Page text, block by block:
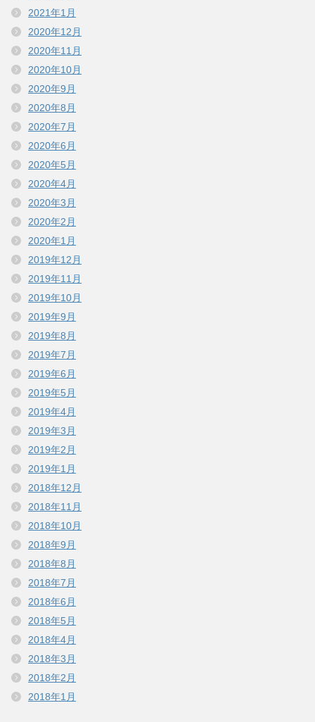
2021年1月
2020年12月
2020年11月
2020年10月
2020年9月
2020年8月
2020年7月
2020年6月
2020年5月
2020年4月
2020年3月
2020年2月
2020年1月
2019年12月
2019年11月
2019年10月
2019年9月
2019年8月
2019年7月
2019年6月
2019年5月
2019年4月
2019年3月
2019年2月
2019年1月
2018年12月
2018年11月
2018年10月
2018年9月
2018年8月
2018年7月
2018年6月
2018年5月
2018年4月
2018年3月
2018年2月
2018年1月